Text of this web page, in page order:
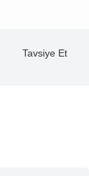
Tavsiye Et